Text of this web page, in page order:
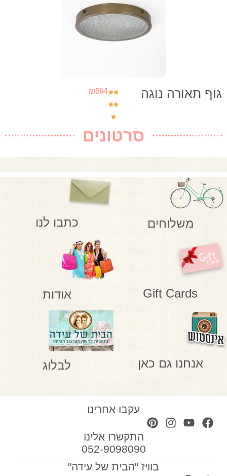
גוף תאורה נוגה ₪594
סרטונים
משלוחים כתבו לנו
Gift Cards אודות
אנחנו גם כאן לבלוג
עקבו אחרינו
התקשרו אלינו
052-9098090
בוויז "הבית של עידה"